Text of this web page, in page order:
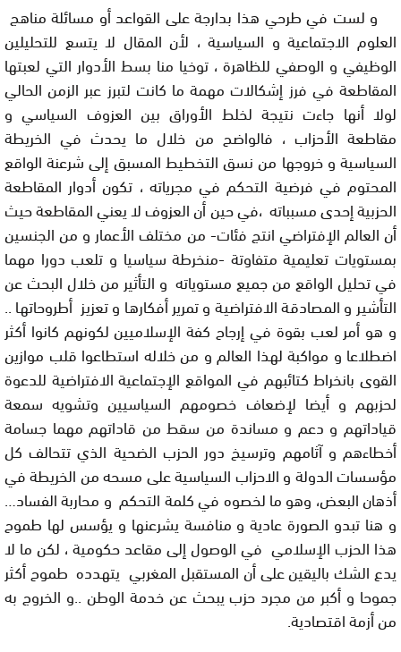
و لست في طرحي هذا بدارجة على القواعد أو مسائلة مناهج
العلوم الاجتماعية و السياسية ، لأن المقال لا يتسع للتحليلين
الوظيفي و الوصفي للظاهرة ، توخيا منا بسط الأدوار التي لعبتها
المقاطعة في فرز إشكالات مهمة ما كانت لتبرز عبر الزمن الحالي
لولا أنها جاءت نتيجة لخلط الأوراق بين العزوف السياسي و
مقاطعة الأحزاب ، فالواضح من خلال ما يحدث في الخريطة
السياسية و خروجها من نسق التخطيط المسبق إلى شرعنة الواقع
المحتوم في فرضية التحكم في مجرياته ، تكون أدوار المقاطعة
الحزبية إحدى مسبباته ،في حين أن العزوف لا يعني المقاطعة حيث
أن العالم الإفتراضي انتج فئات- من مختلف الأعمار و من الجنسين
بمستويات تعليمية متفاوتة -منخرطة سياسيا و تلعب دورا مهما
في تحليل الواقع من جميع مستوياته و التأثير من خلال البحث عن
التأشير و المصادقة الافتراضية و تمرير أفكارها و تعزيز أطروحاتها ..
و هو أمر لعب بقوة في إرجاح كفة الإسلاميين لكونهم كانوا أكثر
اضطلاعا و مواكبة لهذا العالم و من خلاله استطاعوا قلب موازين
القوى بانخراط كتائبهم في المواقع الإجتماعية الافتراضية للدعوة
لحزبهم و أيضا لإضعاف خصومهم السياسيين وتشويه سمعة
قياداتهم و دعم و مساندة من سقط من قاداتهم مهما جسامة
أخطاءهم و آثامهم وترسيخ دور الحزب الضحية الذي تتحالف كل
مؤسسات الدولة و الاحزاب السياسية على مسحه من الخريطة في
أذهان البعض، وهو ما لخصوه في كلمة التحكم و محاربة الفساد…
و هنا تبدو الصورة عادية و منافسة يشرعنها و يؤسس لها طموح
هذا الحزب الإسلامي في الوصول إلى مقاعد حكومية ، لكن ما لا
يدع الشك باليقين على أن المستقبل المغربي يتهدده طموح أكثر
جموحا و أكبر من مجرد حزب يبحث عن خدمة الوطن ..و الخروج به
من أزمة اقتصادية.